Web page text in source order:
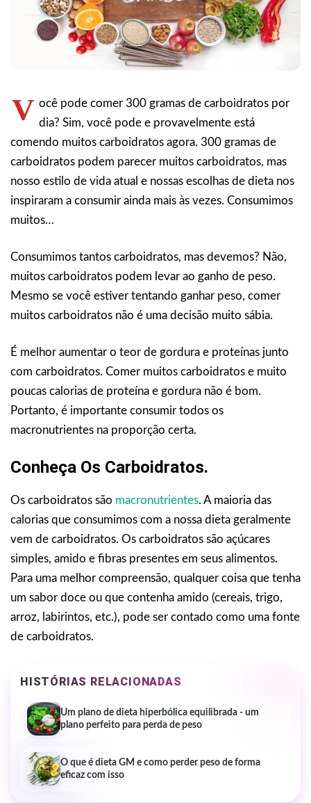
V ocê pode comer 300 gramas de carboidratos por
dia? Sim, você pode e provavelmente está
comendo muitos carboidratos agora. 300 gramas de
carboidratos podem parecer muitos carboidratos, mas
nosso estilo de vida atual e nossas escolhas de dieta nos
inspiraram a consumir ainda mais às vezes. Consumimos
muitos…
Consumimos tantos carboidratos, mas devemos? Não,
muitos carboidratos podem levar ao ganho de peso.
Mesmo se você estiver tentando ganhar peso, comer
muitos carboidratos não é uma decisão muito sábia.
É melhor aumentar o teor de gordura e proteínas junto
com carboidratos. Comer muitos carboidratos e muito
poucas calorias de proteína e gordura não é bom.
Portanto, é importante consumir todos os
macronutrientes na proporção certa.
Conheça Os Carboidratos.
Os carboidratos são macronutrientes. A maioria das
calorias que consumimos com a nossa dieta geralmente
vem de carboidratos. Os carboidratos são açúcares
simples, amido e fibras presentes em seus alimentos.
Para uma melhor compreensão, qualquer coisa que tenha
um sabor doce ou que contenha amido (cereais, trigo,
arroz, labirintos, etc.), pode ser contado como uma fonte
de carboidratos.
HISTÓRIAS RELACIONADAS
Um plano de dieta hiperbólica equilibrada - um
plano perfeito para perda de peso
O que é dieta GM e como perder peso de forma
eficaz com isso